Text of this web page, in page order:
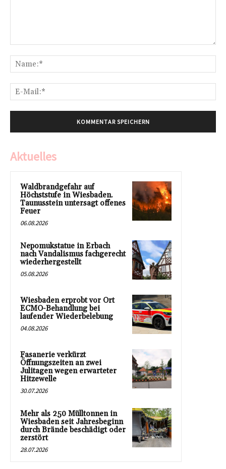
Aktuelles
Waldbrandgefahr auf
Höchststufe in Wiesbaden.
Taunusstein untersagt offenes
Feuer
06.08.2026
Nepomukstatue in Erbach
nach Vandalismus fachgerecht
wiederhergestellt
05.08.2026
Wiesbaden erprobt vor Ort
ECMO-Behandlung bei
laufender Wiederbelebung
04.08.2026
Fasanerie verkürzt
Öffnungszeiten an zwei
Julitagen wegen erwarteter
Hitzewelle
30.07.2026
Mehr als 250 Mülltonnen in
Wiesbaden seit Jahresbeginn
durch Brände beschädigt oder
zerstört
28.07.2026